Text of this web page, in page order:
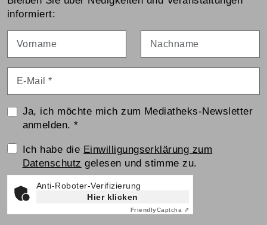
informiert:
Ja, ich möchte mich zum Mediatheks-Newsletter
anmelden.*
Einwilligungserklärung
Ich habe die Einwilligungserklärung zum
Datenschutz gelesen und stimme zu.
Anti-Roboter-Verifizierung
Hier klicken
FriendlyCaptcha ⇗